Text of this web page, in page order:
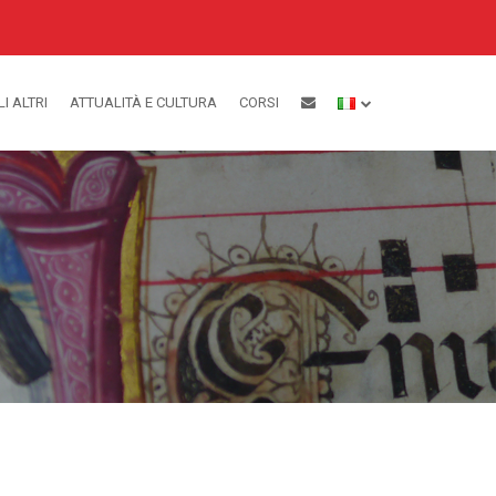
ALTRI ATTUALITÀ E CULTURA CORSI